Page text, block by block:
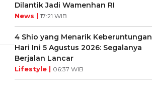
Dilantik Jadi Wamenhan RI
News | 17:21 WIB
4 Shio yang Menarik Keberuntungan
Hari Ini 5 Agustus 2026: Segalanya
Berjalan Lancar
Lifestyle | 06:37 WIB